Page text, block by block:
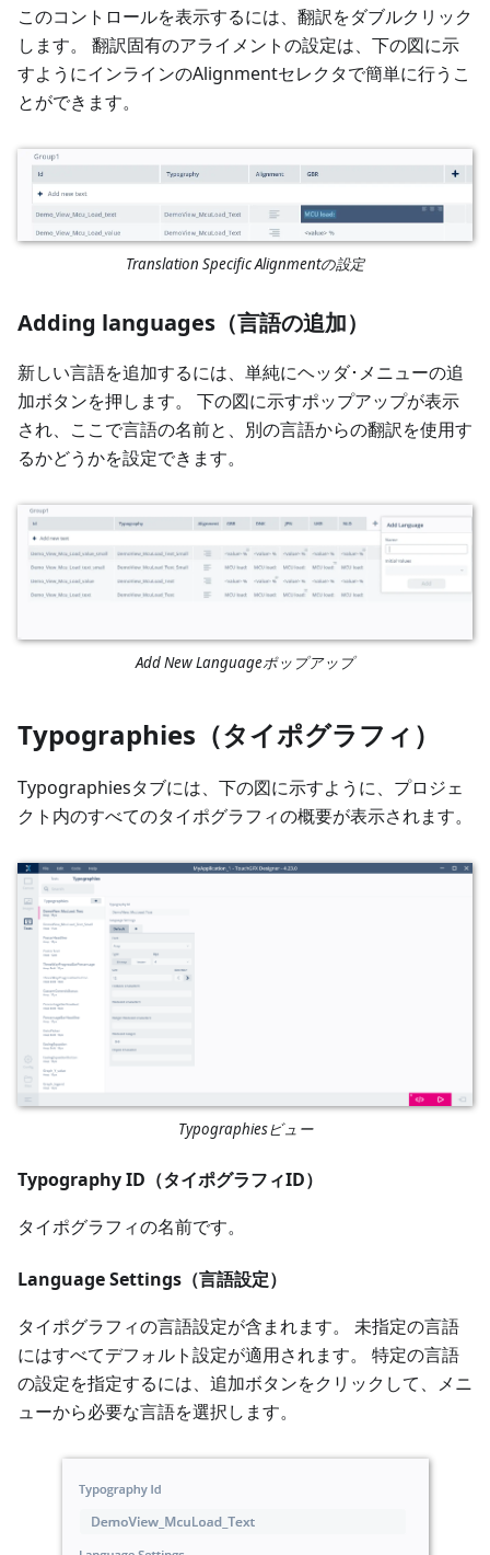
このコントロールを表示するには、翻訳をダブルクリック
します。 翻訳固有のアライメントの設定は、下の図に示
すようにインラインのAlignmentセレクタで簡単に行うこ
とができます。
Translation Specific Alignmentの設定
Adding languages（言語の追加）
新しい言語を追加するには、単純にヘッダ･メニューの追
加ボタンを押します。 下の図に示すポップアップが表示
され、ここで言語の名前と、別の言語からの翻訳を使用す
るかどうかを設定できます。
Add New Languageポップアップ
Typographies（タイポグラフィ）
Typographiesタブには、下の図に示すように、プロジェ
クト内のすべてのタイポグラフィの概要が表示されます。
Typographiesビュー
Typography ID（タイポグラフィID）
タイポグラフィの名前です。
Language Settings（言語設定）
タイポグラフィの言語設定が含まれます。 未指定の言語
にはすべてデフォルト設定が適用されます。 特定の言語
の設定を指定するには、追加ボタンをクリックして、メニ
ューから必要な言語を選択します。